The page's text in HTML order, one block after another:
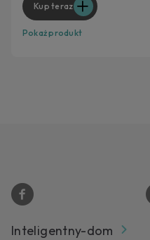
Kup teraz
Pokaż produkt
Inteligentny-dom